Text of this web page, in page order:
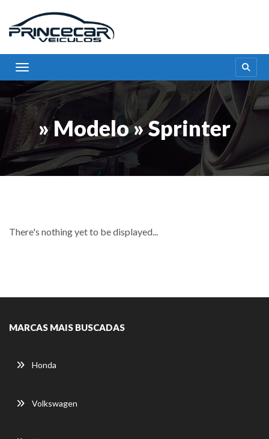
Toggle navigation
» Modelo » Sprinter
There's nothing yet to be displayed...
MARCAS MAIS BUSCADAS
Honda
Volkswagen